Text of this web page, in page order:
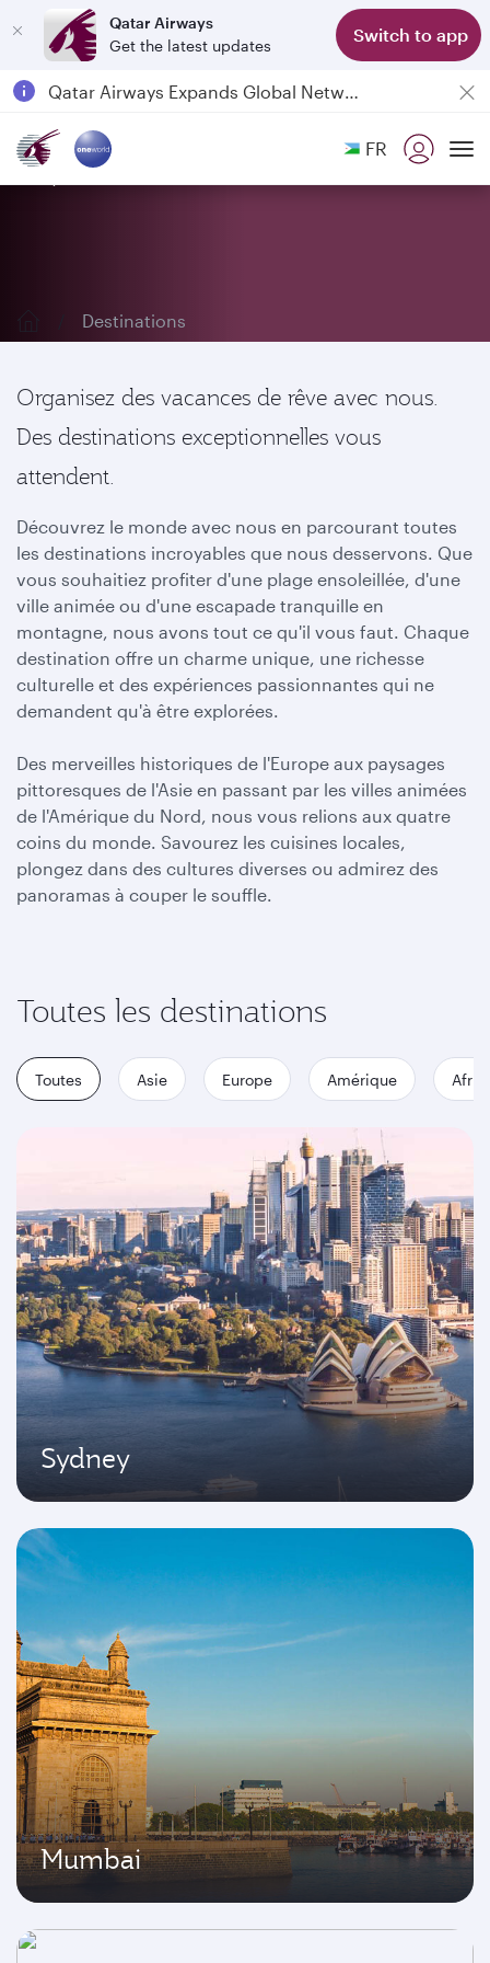
Qatar Airways
Get the latest updates
Switch to app
Passengers flying between Doha and Auckland on QR914 and QR915
18 June 2026: Updates on Travelling with Power Banks
Qatar Airways Expands Global Network to over 160 Destinations FR
Explorez nos destinations
Destinations
Organisez des vacances de rêve avec nous.
Des destinations exceptionnelles vous
attendent.
Découvrez le monde avec nous en parcourant toutes
les destinations incroyables que nous desservons. Que
vous souhaitiez profiter d'une plage ensoleillée, d'une
ville animée ou d'une escapade tranquille en
montagne, nous avons tout ce qu'il vous faut. Chaque
destination offre un charme unique, une richesse
culturelle et des expériences passionnantes qui ne
demandent qu'à être explorées.
Des merveilles historiques de l'Europe aux paysages
pittoresques de l'Asie en passant par les villes animées
de l'Amérique du Nord, nous vous relions aux quatre
coins du monde. Savourez les cuisines locales,
plongez dans des cultures diverses ou admirez des
panoramas à couper le souffle.
Toutes les destinations
Toutes Asie Europe Amérique
Sydney
Mumbai